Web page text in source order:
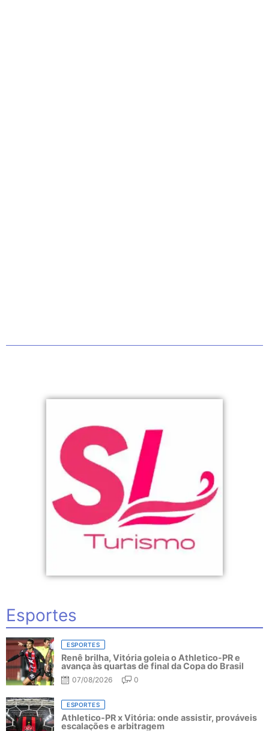
Esportes
ESPORTES
Renê brilha, Vitória goleia o Athletico-PR e
avança às quartas de final da Copa do Brasil
07/08/2026 0
ESPORTES
Athletico-PR x Vitória: onde assistir, prováveis
escalações e arbitragem